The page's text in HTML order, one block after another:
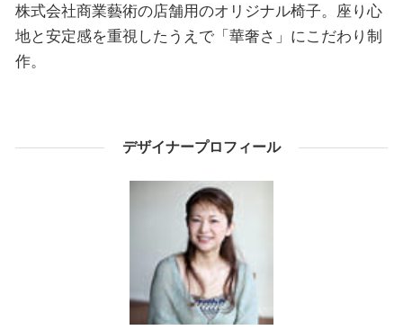
株式会社商業藝術の店舗用のオリジナル椅子。座り心
地と安定感を重視したうえで「華奢さ」にこだわり制
作。
デザイナープロフィール